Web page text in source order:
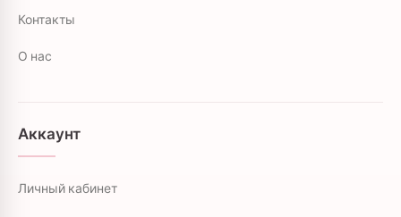
Контакты
О нас
Аккаунт
Личный кабинет